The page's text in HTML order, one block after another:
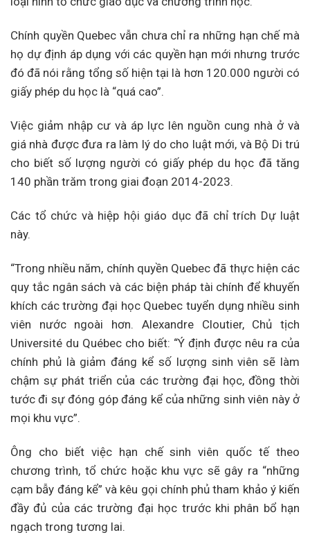
Chính quyền Quebec vẫn chưa chỉ ra những hạn chế mà
họ dự định áp dụng với các quyền hạn mới nhưng trước
đó đã nói rằng tổng số hiện tại là hơn 120.000 người có
giấy phép du học là “quá cao”.
Việc giảm nhập cư và áp lực lên nguồn cung nhà ở và
giá nhà được đưa ra làm lý do cho luật mới, và Bộ Di trú
cho biết số lượng người có giấy phép du học đã tăng
140 phần trăm trong giai đoạn 2014-2023.
Các tổ chức và hiệp hội giáo dục đã chỉ trích Dự luật
này.
“Trong nhiều năm, chính quyền Quebec đã thực hiện các
quy tắc ngân sách và các biện pháp tài chính để khuyến
khích các trường đại học Quebec tuyển dụng nhiều sinh
viên nước ngoài hơn. Alexandre Cloutier, Chủ tịch
Université du Québec cho biết: “Ý định được nêu ra của
chính phủ là giảm đáng kể số lượng sinh viên sẽ làm
chậm sự phát triển của các trường đại học, đồng thời
tước đi sự đóng góp đáng kể của những sinh viên này ở
mọi khu vực”.
Ông cho biết việc hạn chế sinh viên quốc tế theo
chương trình, tổ chức hoặc khu vực sẽ gây ra “những
cạm bẫy đáng kể” và kêu gọi chính phủ tham khảo ý kiến
​​đầy đủ của các trường đại học trước khi phân bổ hạn
ngạch trong tương lai.